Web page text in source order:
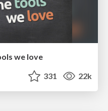
we love
331 22k